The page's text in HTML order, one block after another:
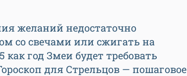
желаний недостаточно
со свечами или сжигать на
как год Змеи будет требовать
для Стрельцов — пошаговое